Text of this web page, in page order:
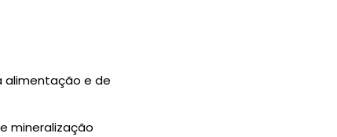
alimentação e de
mineralização